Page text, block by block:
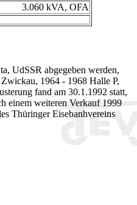
3.060 kVA, OFA
UdSSR abgegeben werden,
1964 - 1968 Halle P,
fand am 30.1.1992 statt,
einem weiteren Verkauf 1999
Thüringer Eisebanhvereins